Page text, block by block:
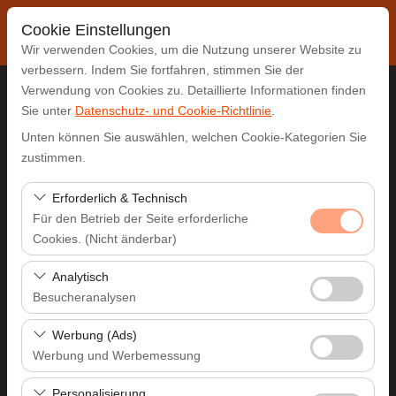
Cookie Einstellungen
Wir verwenden Cookies, um die Nutzung unserer Website zu
verbessern. Indem Sie fortfahren, stimmen Sie der
Verwendung von Cookies zu. Detaillierte Informationen finden
Sie unter Datenschutz- und Cookie-Richtlinie
Unten können Sie auswählen, welchen Cookie-Kategorien Sie
zustimmen.
Erforderlich & Technisch
Für den Betrieb der Seite erforderliche
Cookies. (Nicht änderbar)
Diese Cookies sind für das ordnungsgemäße
Funktionieren der Website, die Sicherheit, die
Sitzungsverwaltung und grundlegende Funktionen
erforderlich. Sie können nicht deaktiviert werden.
Analytisch
Besucheranalysen
Diese Cookies ermöglichen es uns, zu analysieren, wie
unsere Website genutzt wird (Besucherzahl,
meistbesuchte Seiten, Nutzerverhalten). Diese Daten
werden verwendet, um die Leistung der Website zu
Werbung (Ads)
Werbung und Werbemessung
Diese Cookies ermöglichen es uns, Ihnen auf Ihre
Abholstation
Eine andere Rückgabestation auswählen
Abholdatum & Zeit
Rückgabedatum & Zeit